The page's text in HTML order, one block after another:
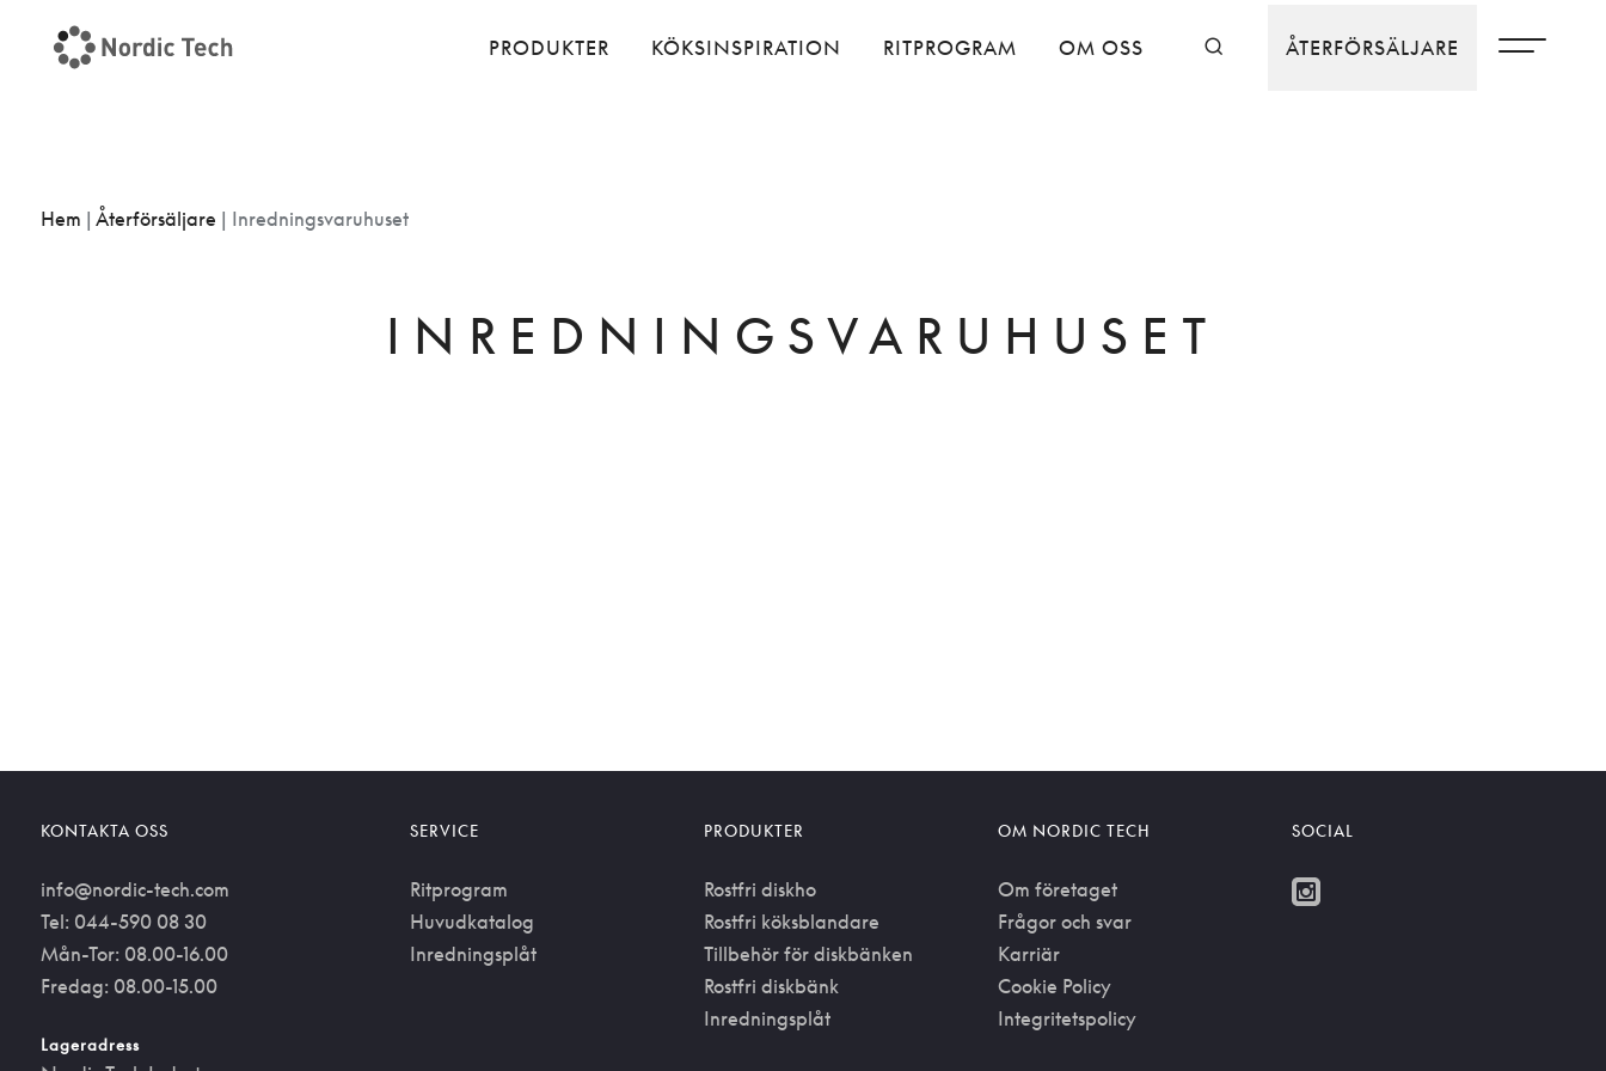
PRODUKTER KÖKSINSPIRATION RITPROGRAM OM OSS ÅTERFÖRSÄLJARE
Hem | Återförsäljare | Inredningsvaruhuset
INREDNINGSVARUHUSET
KONTAKTA OSS
info@nordic-tech.com
Tel: 044-590 08 30
Mån-Tor: 08.00-16.00
Fredag: 08.00-15.00
Lageradress
SERVICE
Ritprogram
Huvudkatalog
Inredningsplåt
PRODUKTER
Rostfri diskho
Rostfri köksblandare
Tillbehör för diskbänken
Rostfri diskbänk
Inredningsplåt
OM NORDIC TECH
Om företaget
Frågor och svar
Karriär
Cookie Policy
Integritetspolicy
SOCIAL